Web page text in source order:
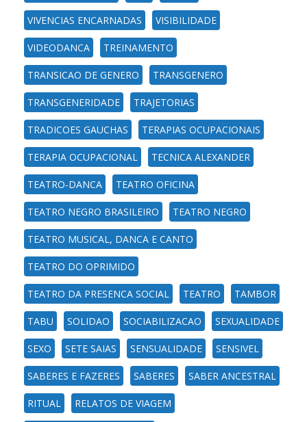
VIVENCIAS ENCARNADAS VISIBILIDADE
VIDEODANCA TREINAMENTO
TRANSICAO DE GENERO TRANSGENERO
TRANSGENERIDADE TRAJETORIAS
TRADICOES GAUCHAS TERAPIAS OCUPACIONAIS
TERAPIA OCUPACIONAL TECNICA ALEXANDER
TEATRO-DANCA TEATRO OFICINA
TEATRO NEGRO BRASILEIRO TEATRO NEGRO
TEATRO MUSICAL, DANCA E CANTO
TEATRO DO OPRIMIDO
TEATRO DA PRESENCA SOCIAL TEATRO TAMBOR
TABU SOLIDAO SOCIABILIZACAO SEXUALIDADE
SEXO SETE SAIAS SENSUALIDADE SENSIVEL
SABERES E FAZERES SABERES SABER ANCESTRAL
RITUAL RELATOS DE VIAGEM